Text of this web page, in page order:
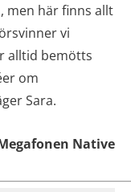
men här finns allt
vi
alltid bemötts
om
Sara.
Native